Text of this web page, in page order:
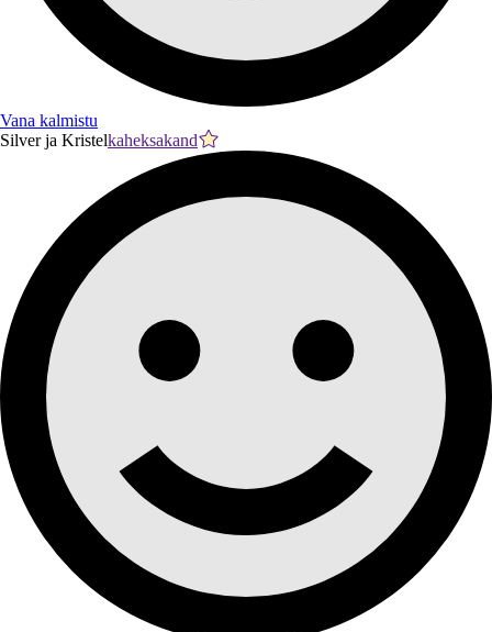
Vana kalmistu
Silver ja Kristelkaheksakand